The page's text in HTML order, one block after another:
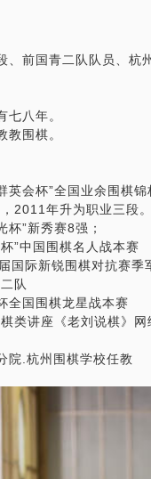
前国青二队队员、杭
七八年。
教围棋。
英会杯”全国业余围棋锦
2011年升为职业三段
”新秀赛8强；
”中国围棋名人战本赛
国际新锐围棋对抗赛季
队
全国围棋龙星战本赛
类讲座《老刘说棋》
院.杭州围棋学校任教